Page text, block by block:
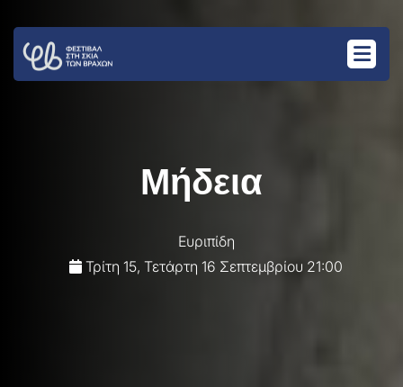
Μήδεια
Ευριπίδη
Τρίτη 15, Τετάρτη 16 Σεπτεμβρίου 21:00